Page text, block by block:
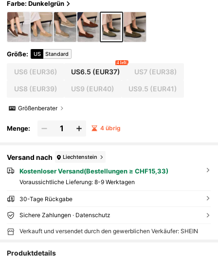
Farbe: Dunkelgrün
Größe: US Standard
US6 (EUR36) US6.5 (EUR37)
4 left
US7(EUR38)
US8 (EUR39) US9 (EUR40) US9.5 (EUR41)
Größenberater
Menge: 4 übrig
Versand nach Liechtenstein
Kostenloser Versand(Bestellungen ≥ CHF15,33)
Voraussichtliche Lieferung: 8-9 Werktagen
30-Tage Rückgabe
Sichere Zahlungen · Datenschutz
Verkauft und versendet durch den gewerblichen Verkäufer: SHEIN
Produktdetails